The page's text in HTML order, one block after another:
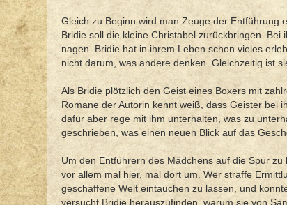
Gleich zu Beginn wird man Zeuge der Entführung
Bridie soll die kleine Christabel zurückbringen.
nagen. Bridie hat in ihrem Leben schon vieles
nicht darum, was andere denken. Gleichzeitig ist
Als Bridie plötzlich den Geist eines Boxers mit
Romane der Autorin kennt weiß, dass Geister bei
dafür aber rege mit ihm unterhalten, was zu
geschrieben, was einen neuen Blick auf das
Um den Entführern des Mädchens auf die Spur
vor allem mal hier, mal dort um. Wer straffe
geschaffene Welt eintauchen zu lassen, und
versucht Bridie herauszufinden, warum sie von